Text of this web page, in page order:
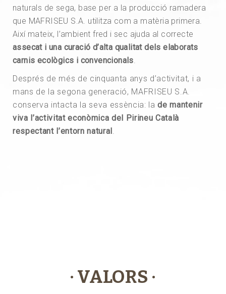
naturals de sega, base per a la producció ramadera
que MAFRISEU S.A. utilitza com a matèria primera.
Així mateix, l’ambient fred i sec ajuda al correcte
assecat i una curació d’alta qualitat dels elaborats
carnis ecològics i convencionals.
Després de més de cinquanta anys d’activitat, i a
mans de la segona generació, MAFRISEU S.A.
conserva intacta la seva essència: lade mantenir
viva l’activitat econòmica del Pirineu Català
respectant l’entorn natural.
· VALORS ·